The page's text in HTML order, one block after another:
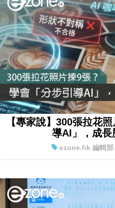
【專家說】300張拉花
導AI」，成長
ezone.hk 編輯部